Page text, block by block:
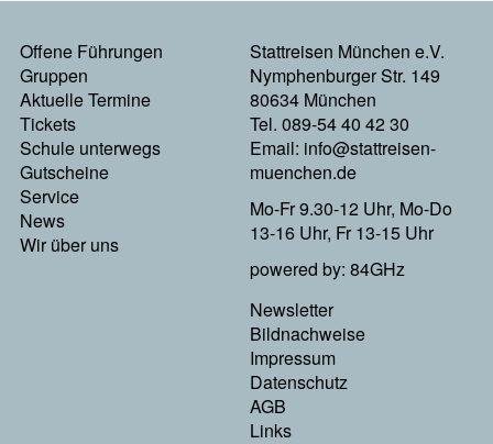
Footermenu
Links
Offene Führungen
Gruppen
Aktuelle Termine
Tickets
Schule unterwegs
Gutscheine
Service
News
Wir über uns
Stattreisen München e.V.
Nymphenburger Str. 149
80634 München
Tel. 089-54 40 42 30
Email: info@stattreisen-
muenchen.de
Mo-Fr 9.30-12 Uhr, Mo-Do
13-16 Uhr, Fr 13-15 Uhr
powered by: 84GHz
Footer
Menu
Rechts
Newsletter
Bildnachweise
Impressum
Datenschutz
AGB
Links